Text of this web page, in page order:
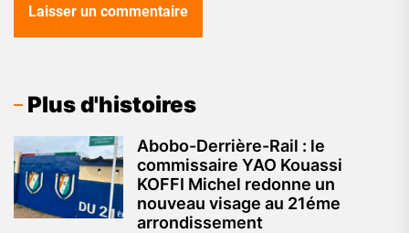
Plus d'histoires
Abobo-Derrière-Rail : le
commissaire YAO Kouassi
KOFFI Michel redonne un
nouveau visage au 21éme
arrondissement